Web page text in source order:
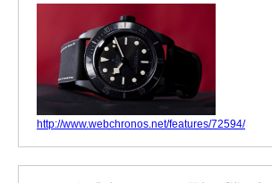
http://www.webchronos.net/features/72594/